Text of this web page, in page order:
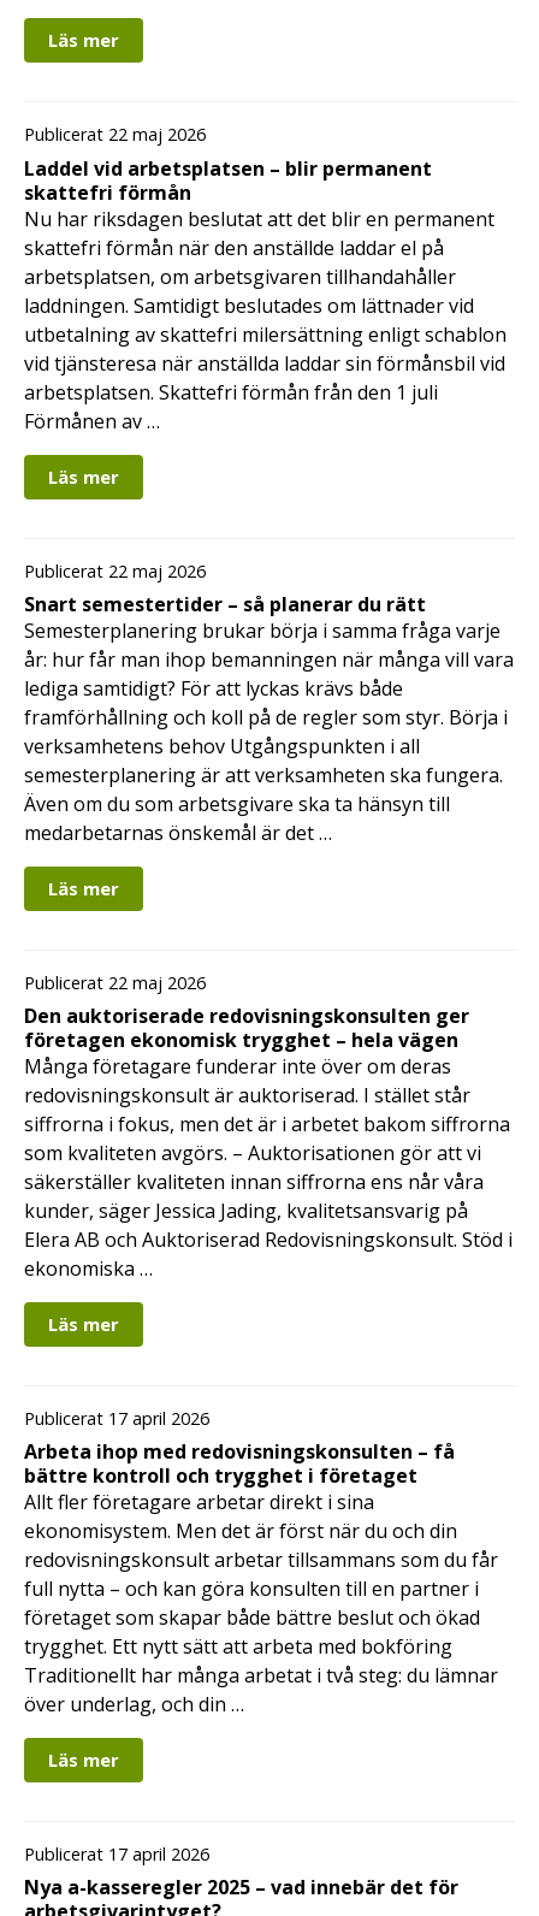
Läs mer
Publicerat 22 maj 2026
Laddel vid arbetsplatsen – blir permanent
skattefri förmån
Nu har riksdagen beslutat att det blir en permanent
skattefri förmån när den anställde laddar el på
arbetsplatsen, om arbetsgivaren tillhandahåller
laddningen. Samtidigt beslutades om lättnader vid
utbetalning av skattefri milersättning enligt schablon
vid tjänsteresa när anställda laddar sin förmånsbil vid
arbetsplatsen. Skattefri förmån från den 1 juli
Förmånen av …
Läs mer
Publicerat 22 maj 2026
Snart semestertider – så planerar du rätt
Semesterplanering brukar börja i samma fråga varje
år: hur får man ihop bemanningen när många vill vara
lediga samtidigt? För att lyckas krävs både
framförhållning och koll på de regler som styr. Börja i
verksamhetens behov Utgångspunkten i all
semesterplanering är att verksamheten ska fungera.
Även om du som arbetsgivare ska ta hänsyn till
medarbetarnas önskemål är det …
Läs mer
Publicerat 22 maj 2026
Den auktoriserade redovisningskonsulten ger
företagen ekonomisk trygghet – hela vägen
Många företagare funderar inte över om deras
redovisningskonsult är auktoriserad. I stället står
siffrorna i fokus, men det är i arbetet bakom siffrorna
som kvaliteten avgörs. – Auktorisationen gör att vi
säkerställer kvaliteten innan siffrorna ens når våra
kunder, säger Jessica Jading, kvalitetsansvarig på
Elera AB och Auktoriserad Redovisningskonsult. Stöd i
ekonomiska …
Läs mer
Publicerat 17 april 2026
Arbeta ihop med redovisningskonsulten – få
bättre kontroll och trygghet i företaget
Allt fler företagare arbetar direkt i sina
ekonomisystem. Men det är först när du och din
redovisningskonsult arbetar tillsammans som du får
full nytta – och kan göra konsulten till en partner i
företaget som skapar både bättre beslut och ökad
trygghet. Ett nytt sätt att arbeta med bokföring
Traditionellt har många arbetat i två steg: du lämnar
över underlag, och din …
Läs mer
Publicerat 17 april 2026
Nya a-kasseregler 2025 – vad innebär det för